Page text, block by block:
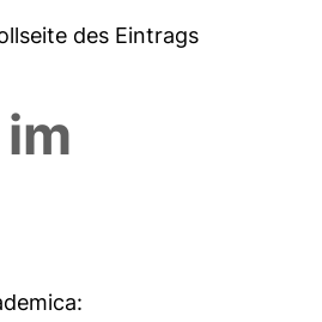
des Eintrags